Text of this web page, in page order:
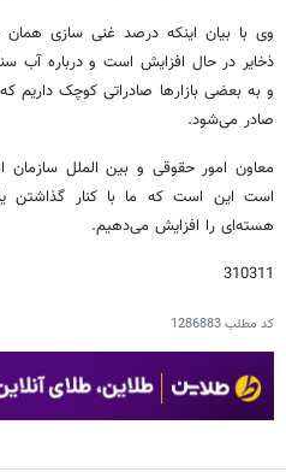
وی با بیان اینکه درصد غنی سازی
ذخایر در حال افزایش است و درباره آب
و به بعضی بازارها صادراتی کوچک داریم
صادر می‌شود.
معاون امور حقوقی و بین الملل سازمان
است این است که ما با کنار گذاشتن
هسته‌ای را افزایش می‌دهیم.
310311
کد مطلب1286883